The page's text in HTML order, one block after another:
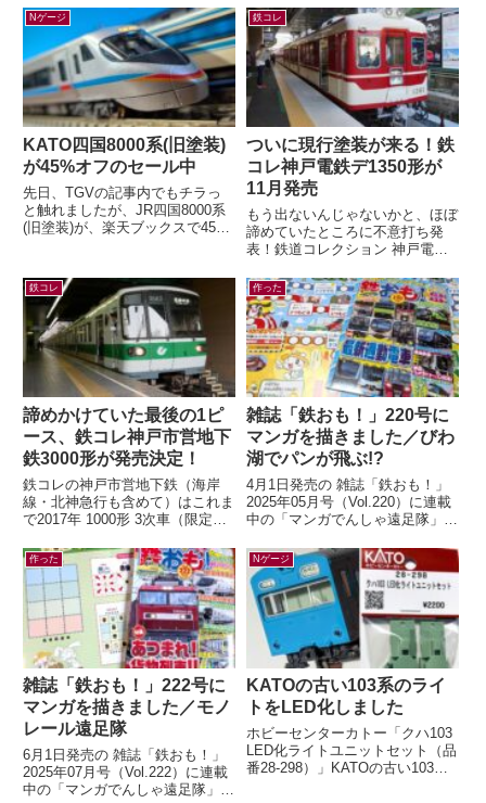
なので、もったいなくて使わ...
ックスにて限定販売されます...
Nゲージ
KATO四国8000系(旧塗装)
が45%オフのセール中
先日、TGVの記事内でもチラっ
と触れましたが、JR四国8000系
(旧塗装)が、楽天ブックスで45%
タ...
鉄コレ
ついに現行塗装が来る！鉄
コレ神戸電鉄デ1350形が
11月発売
もう出ないんじゃないかと、ほぼ
諦めていたところに不意打ち発
表！鉄道コレクション 神戸電鉄
コレ) 鉄コレの神鉄1000系列と...
鉄コレ
諦めかけていた最後の1ピ
ース、鉄コレ神戸市営地下
鉄3000形が発売決定！
鉄コレの神戸市営地下鉄（海岸
線・北神急行も含めて）はこれま
で2017年 1000形 3次車（限定）
定）2020年 6000形...
作った
雑誌「鉄おも！」220号に
マンガを描きました／びわ
湖でパンが飛ぶ!?
4月1日発売の 雑誌「鉄おも！」
2025年05月号（Vol.220）に連載
中の「マンガでんしゃ遠足隊」最
湖のしっぽでパンが飛んだ！...
作った
雑誌「鉄おも！」222号に
マンガを描きました／モノ
レール遠足隊
6月1日発売の 雑誌「鉄おも！」
2025年07月号（Vol.222）に連載
中の「マンガでんしゃ遠足隊」最
Nゲージ
KATOの古い103系のライ
トをLED化しました
ホビーセンターカトー「クハ103
LED化ライトユニットセット（品
番28-298）」KATOの古い103系